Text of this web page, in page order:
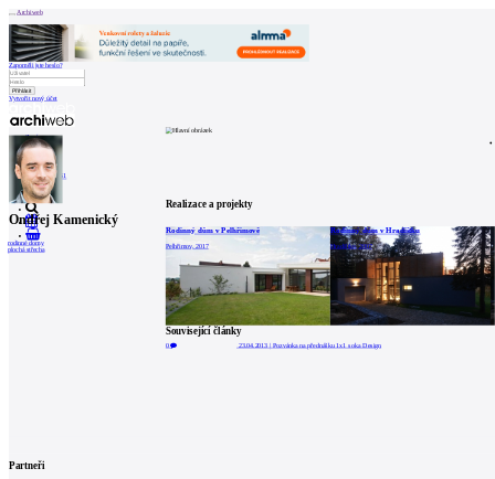
Archiweb
Zapoměli jste heslo?
Vytvořit nový účet
Zprávy
Architekti
Stavby
E-shop
Burza práce 161
en
0
Ondřej Kamenický
rodinné domy
plochá střecha
Realizace a projekty
Rodinný dům v Pelhřimově
Pelhřimov, 2017
Rodinný dům v Hradištku
Hradištko, 2007
Související články
0 23.04.2013 | Pozvánka na přednášku 1x1 s oka Design
Partneři